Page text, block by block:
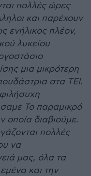
πολλές ώρες
και παρέχουν
ενήλικος πλέον,
λυκείου
μια μικρότερη
στα ΤΕΙ.
Το παραμικρό
οποία διαβιούμε.
πολλές
να
μας, όλα τα
και την